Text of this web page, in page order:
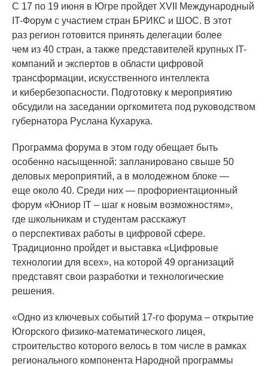
С 17 по 19 июня в Югре пройдет XVII Международный
IT-Форум с участием стран БРИКС и ШОС. В этот
раз регион готовится принять делегации более
чем из 40 стран, а также представителей крупных IT-
компаний и экспертов в области цифровой
трансформации, искусственного интеллекта
и кибербезопасности. Подготовку к мероприятию
обсудили на заседании оргкомитета под руководством
губернатора Руслана Кухарука.
Программа форума в этом году обещает быть
особенно насыщенной: запланировано свыше 50
деловых мероприятий, а в молодежном блоке —
еще около 40. Среди них — профориентационный
форум «Юниор IT – шаг к новым возможностям»,
где школьникам и студентам расскажут
о перспективах работы в цифровой сфере.
Традиционно пройдет и выставка «Цифровые
технологии для всех», на которой 49 организаций
представят свои разработки и технологические
решения.
«Одно из ключевых событий 17-го форума – открытие
Югорского физико-математического лицея,
строительство которого велось в том числе в рамках
регионального компонента Народной программы